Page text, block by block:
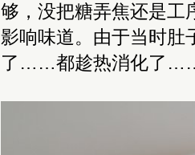
够，没把糖弄焦还是工
影响味道。由于当时肚
了……都趁热消化了